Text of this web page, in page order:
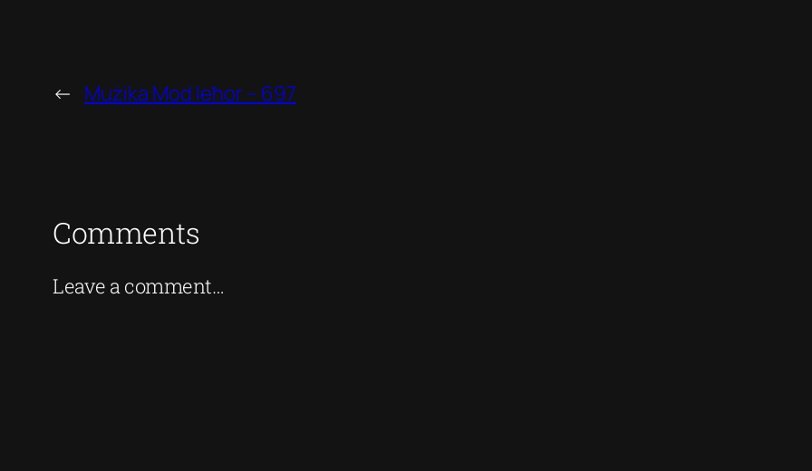
← Mużika Mod Ieħor – 697
Comments
Leave a comment…